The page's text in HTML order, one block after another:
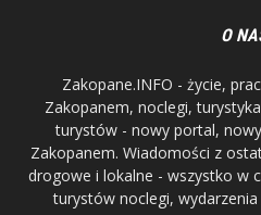
O
Zakopane.INFO - życie,
Zakopanem, noclegi,
turystów - nowy portal,
Zakopanem. Wiadomości z
drogowe i lokalne - wszystko w
turystów noclegi,